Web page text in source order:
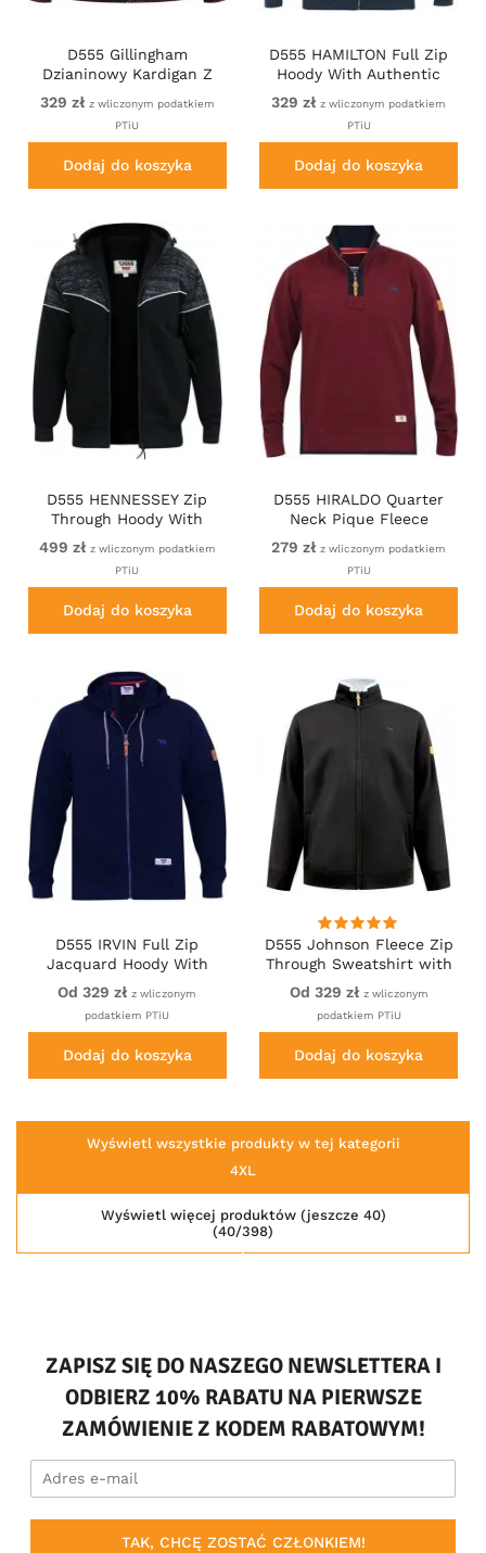
D555 Gillingham
Dzianinowy Kardigan Z
Zamkiem I Podszewką
Granatowy
329 zł z wliczonym podatkiem
PTiU
Dodaj do koszyka
D555 HAMILTON Full Zip
Hoody With Authentic
1996 Chest Print Denim
329 zł z wliczonym podatkiem
PTiU
Dodaj do koszyka
D555 HENNESSEY Zip
Through Hoody With
Sherpa Lining Black
499 zł z wliczonym podatkiem
PTiU
Dodaj do koszyka
D555 HIRALDO Quarter
Neck Pique Fleece
Sweatshirt With Chest
Embroidery Red
279 zł z wliczonym podatkiem
PTiU
Dodaj do koszyka
D555 IRVIN Full Zip
Jacquard Hoody With
Chest Embroidery Navy
Od 329 zł z wliczonym
podatkiem PTiU
Dodaj do koszyka
D555 Johnson Fleece Zip
Through Sweatshirt with
Chest Embroidery
Od 329 zł z wliczonym
podatkiem PTiU
Dodaj do koszyka
Wyświetl wszystkie produkty w tej kategorii
4XL
(40/398)
Wyświetl więcej produktów (jeszcze 40)
ZAPISZ SIĘ DO NASZEGO NEWSLETTERA I
ODBIERZ 10% RABATU NA PIERWSZE
ZAMÓWIENIE Z KODEM RABATOWYM!
TAK, CHCĘ ZOSTAĆ CZŁONKIEM!